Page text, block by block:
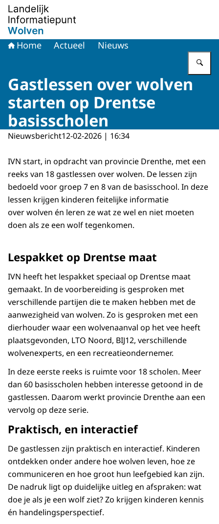
Naar de homepage van Landelijk informatiepunt wolven
Home Actueel Nieuws
Gastlessen over wolven
starten op Drentse
basisscholen
Nieuwsbericht12-02-2026 | 16:34
IVN start, in opdracht van provincie Drenthe, met een
reeks van 18 gastlessen over wolven. De lessen zijn
bedoeld voor groep 7 en 8 van de basisschool. In deze
lessen krijgen kinderen feitelijke informatie
over wolven én leren ze wat ze wel en niet moeten
doen als ze een wolf tegenkomen.
Lespakket op Drentse maat
IVN heeft het lespakket speciaal op Drentse maat
gemaakt. In de voorbereiding is gesproken met
verschillende partijen die te maken hebben met de
aanwezigheid van wolven. Zo is gesproken met een
dierhouder waar een wolvenaanval op het vee heeft
plaatsgevonden, LTO Noord, BIJ12, verschillende
wolvenexperts, en een recreatieondernemer.
In deze eerste reeks is ruimte voor 18 scholen. Meer
dan 60 basisscholen hebben interesse getoond in de
gastlessen. Daarom werkt provincie Drenthe aan een
vervolg op deze serie.
Praktisch, en interactief
De gastlessen zijn praktisch en interactief. Kinderen
ontdekken onder andere hoe wolven leven, hoe ze
communiceren en hoe groot hun leefgebied kan zijn.
De nadruk ligt op duidelijke uitleg en afspraken: wat
doe je als je een wolf ziet? Zo krijgen kinderen kennis
én handelingsperspectief.